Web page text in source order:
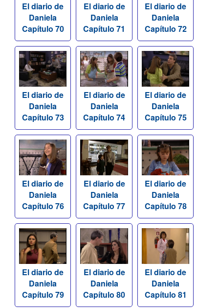
El diario de
Daniela
Capítulo 70
El diario de
Daniela
Capítulo 71
El diario de
Daniela
Capítulo 72
El diario de
Daniela
Capítulo 73
El diario de
Daniela
Capítulo 74
El diario de
Daniela
Capítulo 75
El diario de
Daniela
Capítulo 76
El diario de
Daniela
Capítulo 77
El diario de
Daniela
Capítulo 78
El diario de
Daniela
Capítulo 79
El diario de
Daniela
Capítulo 80
El diario de
Daniela
Capítulo 81